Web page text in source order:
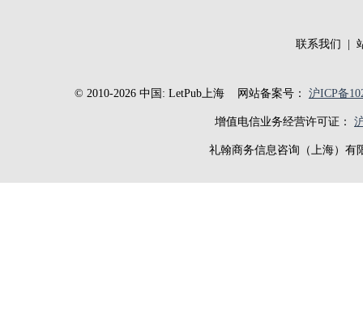
联系我们
© 2010-2026 中国: LetPub上海网站备案号： 沪ICP备
增值电信业务经营许可证：
礼翰商务信息咨询（上海）